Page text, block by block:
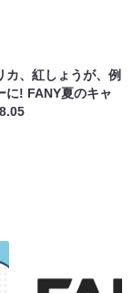
カ、紅しょうが、例
に! FANY夏のキャ